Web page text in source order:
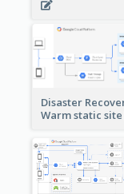
Disaster
Warm static site